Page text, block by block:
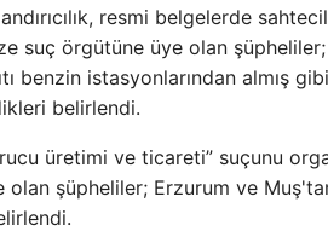
resmi belgelerde
suç örgütüne üye olan
benzin istasyonlarından almış
belirlendi.
üretimi ve ticareti” suçunu
olan şüpheliler; Erzurum ve